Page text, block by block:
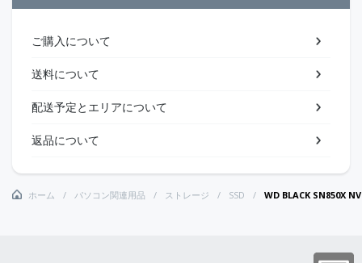
ご購入について
送料について
配送予定とエリアについて
返品について
ホーム パソコン関連用品 ストレージ SSD WD BLACK SN850X